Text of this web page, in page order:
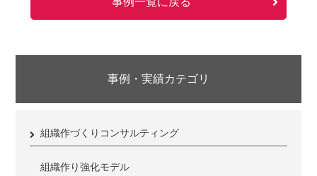
事例・実績カテゴリ
組織作づくりコンサルティング
組織作り強化モデル